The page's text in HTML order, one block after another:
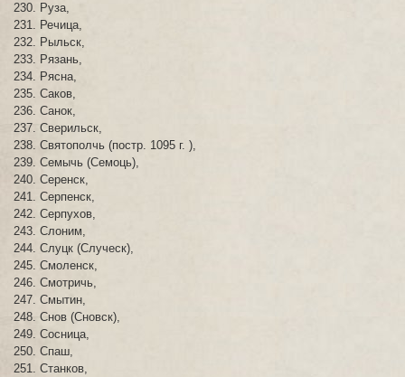
Руза,
Речица,
Рыльск,
Рязань,
Рясна,
Саков,
Санок,
Сверильск,
Святополчь (постр. 1095 г. ),
Семычь (Семоць),
Серенск,
Серпенск,
Серпухов,
Слоним,
Слуцк (Случеск),
Смоленск,
Смотричь,
Смытин,
Снов (Сновск),
Сосница,
Спаш,
Станков,